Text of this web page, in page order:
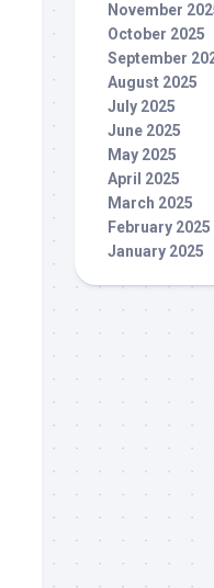
November
October 2025
September
August 2025
July 2025
June 2025
May 2025
April 2025
March 2025
February 2025
January 2025